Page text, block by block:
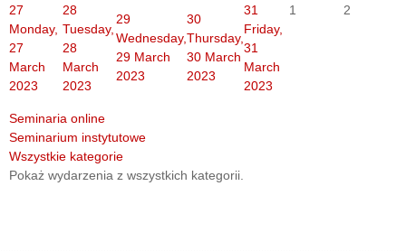
27
Monday,
27
March
2023
28
Tuesday,
28
March
2023
29
Wednesday,
29 March
2023
30
Thursday,
30 March
2023
31
Friday,
31
March
2023
1 2
Seminaria online
Seminarium instytutowe
Wszystkie kategorie
Pokaż wydarzenia z wszystkich kategorii.